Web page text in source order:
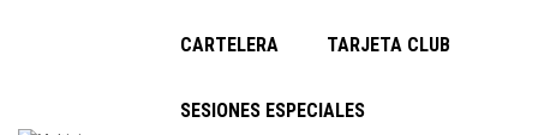
CARTELERA TARJETA CLUB
SESIONES ESPECIALES